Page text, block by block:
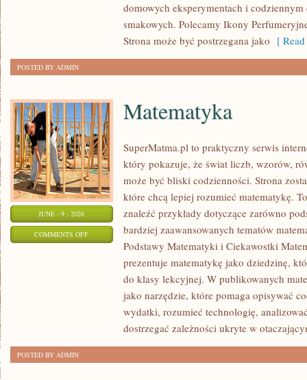
domowych eksperymentach i
smakowych. Polecamy Ikony
Strona może być postrzegana jako [
POSTED BY ADMIN
JUNE - 9 - 2026
COMMENTS OFFON
MATEMATYKA
Matematyka
SuperMatma.pl to praktyczny serwis
który pokazuje, że świat liczb, wzorów,
może być bliski codzienności. Strona
które chcą lepiej rozumieć matematykę.
znaleźć przykłady dotyczące zarówno
bardziej zaawansowanych tematów
Podstawy Matematyki i Ciekawostki
prezentuje matematykę jako dziedzinę,
do klasy lekcyjnej. W publikowanych
jako narzędzie, które pomaga opisywać
wydatki, rozumieć technologię,
dostrzegać zależności ukryte w
POSTED BY ADMIN